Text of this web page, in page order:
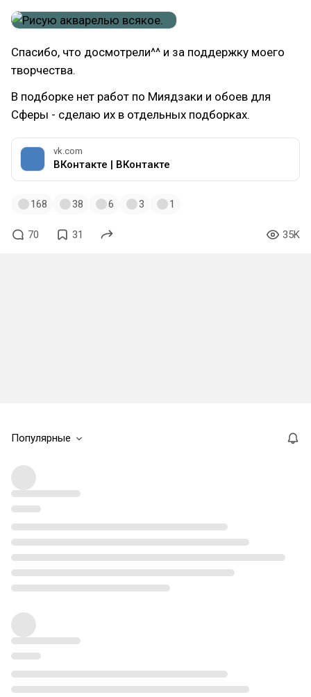
Спасибо, что досмотрели^^ и за поддержку моего
творчества.
В подборке нет работ по Миядзаки и обоев для
Сферы - сделаю их в отдельных подборках.
vk.com
ВКонтакте | ВКонтакте
168 38 6 3 1
70 31 35K
Популярные